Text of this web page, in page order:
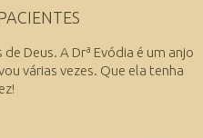
Deus. A Drª Evódia é um anjo
várias vezes. Que ela tenha